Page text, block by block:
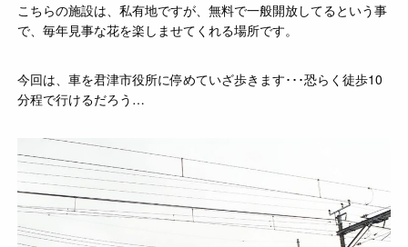
こちらの施設は、私有地ですが、無料で一般開放してるという事
で、毎年見事な花を楽しませてくれる場所です。
今回は、車を君津市役所に停めていざ歩きます･･･恐らく徒歩10
分程で行けるだろう…